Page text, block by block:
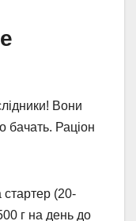
Вони
бачать. Раціон
стартер (20-
г на день до